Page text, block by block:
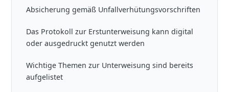
Absicherung gemäß Unfallverhütungsvorschriften
Das Protokoll zur Erstunterweisung kann digital
oder ausgedruckt genutzt werden
Wichtige Themen zur Unterweisung sind bereits
aufgelistet